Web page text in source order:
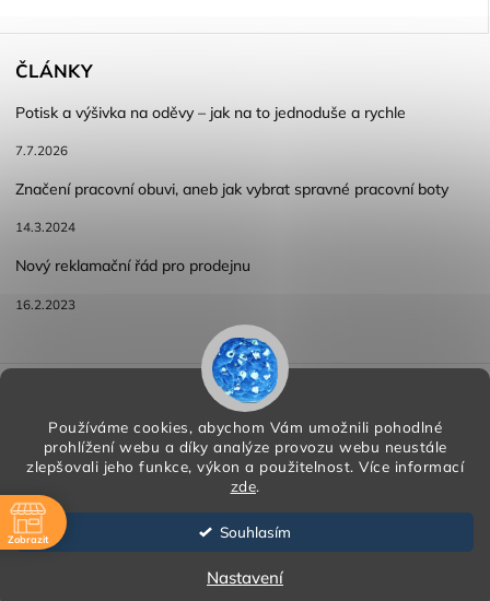
Používáme cookies, abychom Vám umožnili pohodlné
prohlížení webu a díky analýze provozu webu neustále
zlepšovali jeho funkce, výkon a použitelnost. Více informací
zde.
Souhlasím
Nastavení
ČLÁNKY
Potisk a výšivka na oděvy – jak na to jednoduše a rychle
7.7.2026
Značení pracovní obuvi, aneb jak vybrat spravné pracovní boty
14.3.2024
Nový reklamační řád pro prodejnu
16.2.2023
Reklamace a vracení zboží
Podmínky ochrany osobních údajů
Copyright 2026 HORA PP s.r.o.
Shoptet | Design
Zobrazit